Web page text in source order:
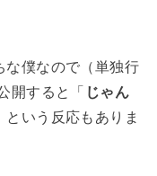
な僕なので（単独行
開すると「 じゃん
という反応もありま